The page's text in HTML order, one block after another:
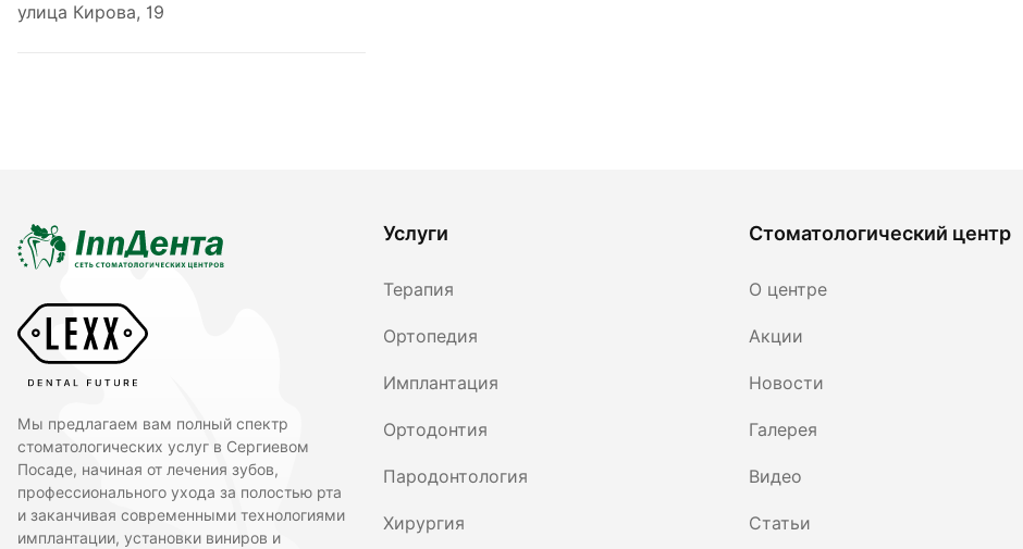
улица Кирова, 19
Мы предлагаем вам полный спектр
стоматологических услуг в Сергиевом
Посаде, начиная от лечения зубов,
профессионального ухода за полостью рта
и заканчивая современными технологиями
имплантации, установки виниров и
Услуги
Терапия
Ортопедия
Имплантация
Ортодонтия
Пародонтология
Хирургия
Стоматологический центр
О центре
Акции
Новости
Галерея
Видео
Статьи